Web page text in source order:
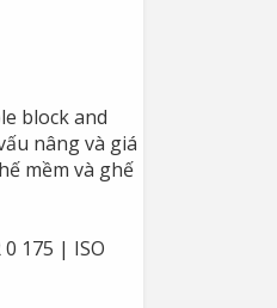
block and
nâng và giá
mềm và ghế
175 | ISO